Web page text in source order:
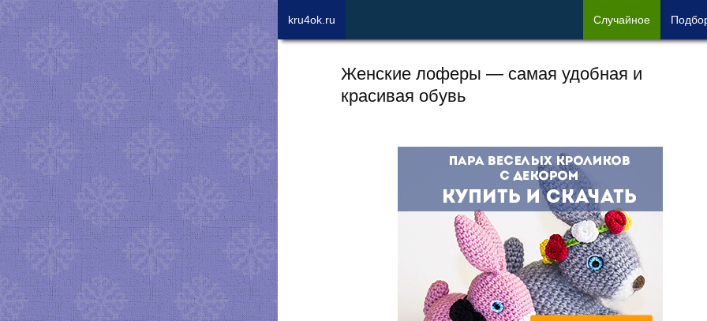
Женские лоферы — самая удобная и
красивая обувь
kru4ok.ru Случайное Под